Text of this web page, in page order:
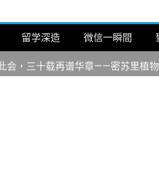
留学深造 微信一瞬間
初夏又相逢。中华日，等你来赴
汇：刘励(Li Statler)与钢琴家
会，三十载再谱华章——密苏里植
乐部5月16日龙舟体验日 邀请各界